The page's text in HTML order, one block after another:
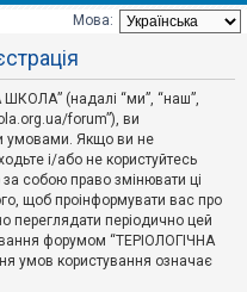
Мова:
(надалі “ми”, “наш”,
forum”), ви
умовами. Якщо ви не
і/або не користуйтесь
собою право змінювати ці
щоб проінформувати вас про
переглядати періодично цей
форумом “ТЕРІОЛОГІЧНА
умов користування означає